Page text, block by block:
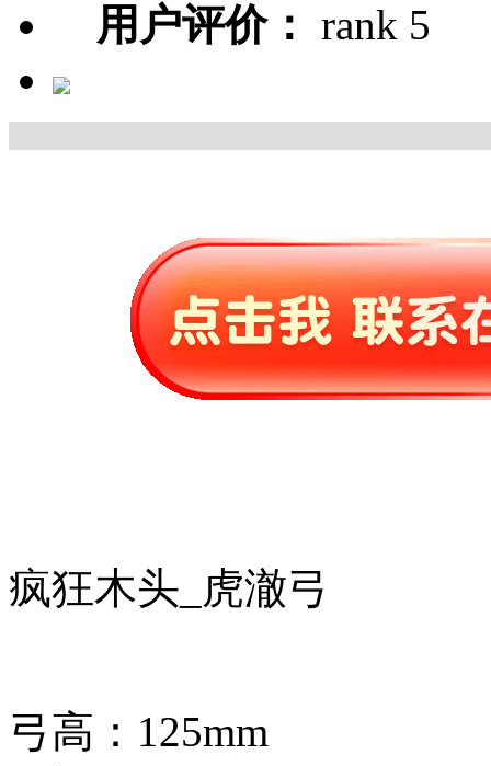
用户评价：
疯狂木头_虎澈弓
弓高：125mm